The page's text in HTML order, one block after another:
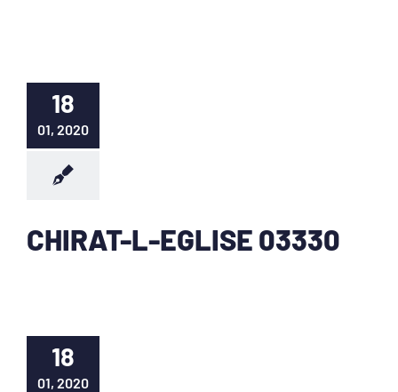
18
01, 2020
CHIRAT-L-EGLISE 03330
18
01, 2020